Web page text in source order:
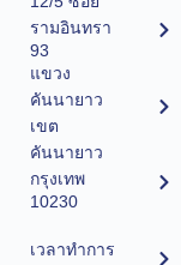
รามอินทรา
93
แขวง
คันนายาว
เขต
คันนายาว
กรุงเทพ
10230
เวลาทำการ